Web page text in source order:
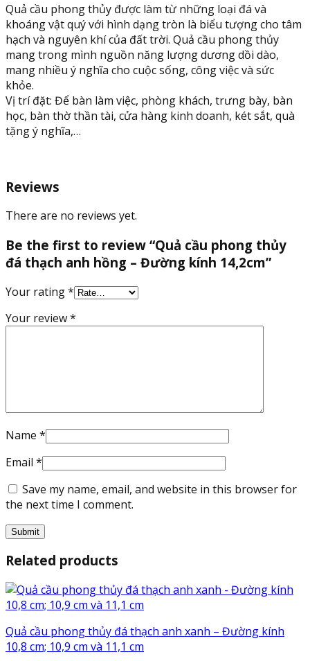
Quả cầu phong thủy được làm từ những loại đá và
khoáng vật quý với hình dạng tròn là biểu tượng cho tâm
hạch và nguyên khí của đất trời. Quả cầu phong thủy
mang trong mình nguồn năng lượng dương dồi dào,
mang nhiều ý nghĩa cho cuộc sống, công việc và sức
khỏe.
Vị trí đặt: Để bàn làm việc, phòng khách, trưng bày, bàn
học, bàn thờ thần tài, cửa hàng kinh doanh, két sắt, quà
tặng ý nghĩa,…
Reviews
There are no reviews yet.
Be the first to review “Quả cầu phong thủy
đá thạch anh hồng – Đường kính 14,2cm”
Your rating*
Your review*
Name *
Email *
Save my name, email, and website in this browser for
the next time I comment.
Related products
Quả cầu phong thủy đá thạch anh xanh – Đường kính
10,8 cm; 10,9 cm và 11,1 cm